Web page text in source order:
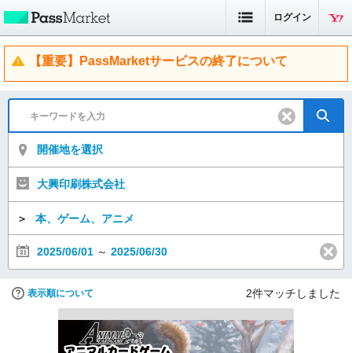
ログイン
【重要】PassMarketサービスの終了について
開催地を選択
大興印刷株式会社
＞ 本、ゲーム、アニメ
2025/06/01 ～ 2025/06/30
表示順について 2件マッチしました